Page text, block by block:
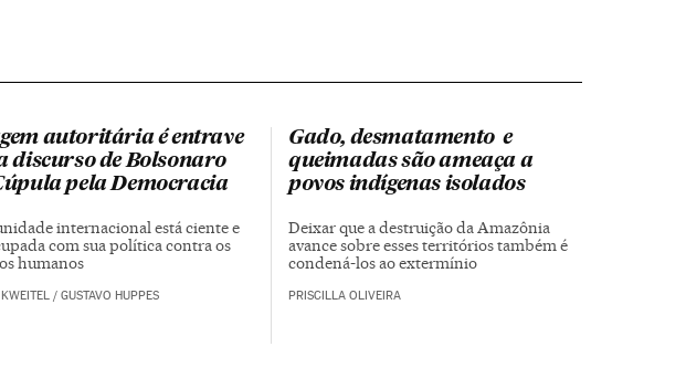
autoritária é entrave
discurso de Bolsonaro
pela Democracia
/GUSTAVO HUPPES
internacional está ciente e
com sua política contra os
humanos
Gado, desmatamento e
queimadas são ameaça a
povos indígenas isolados
PRISCILLA OLIVEIRA
Deixar que a destruição da Amazônia
avance sobre esses territórios também é
condená-los ao extermínio